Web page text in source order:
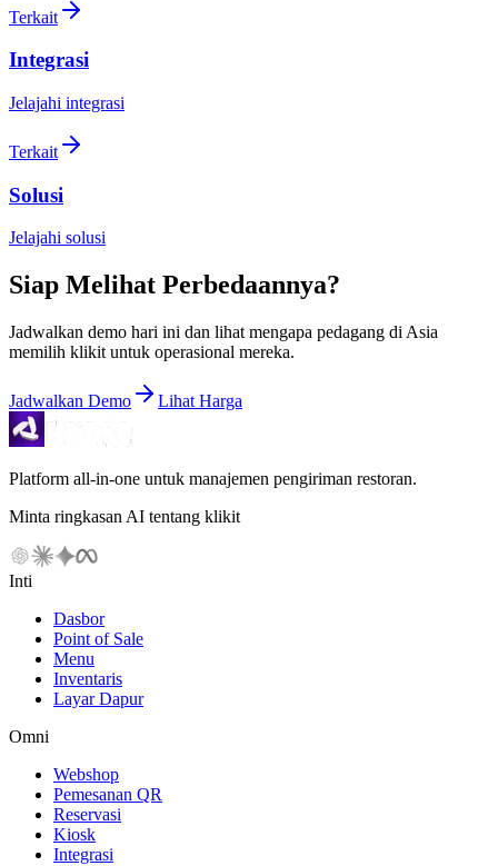
Terkait
Integrasi
Jelajahi integrasi
Terkait
Solusi
Jelajahi solusi
Siap Melihat Perbedaannya?
Jadwalkan demo hari ini dan lihat mengapa pedagang di Asia
memilih klikit untuk operasional mereka.
Jadwalkan Demo Lihat Harga
Platform all-in-one untuk manajemen pengiriman restoran.
Minta ringkasan AI tentang klikit
Inti
Dasbor
Point of Sale
Menu
Inventaris
Layar Dapur
Omni
Webshop
Pemesanan QR
Reservasi
Kiosk
Integrasi